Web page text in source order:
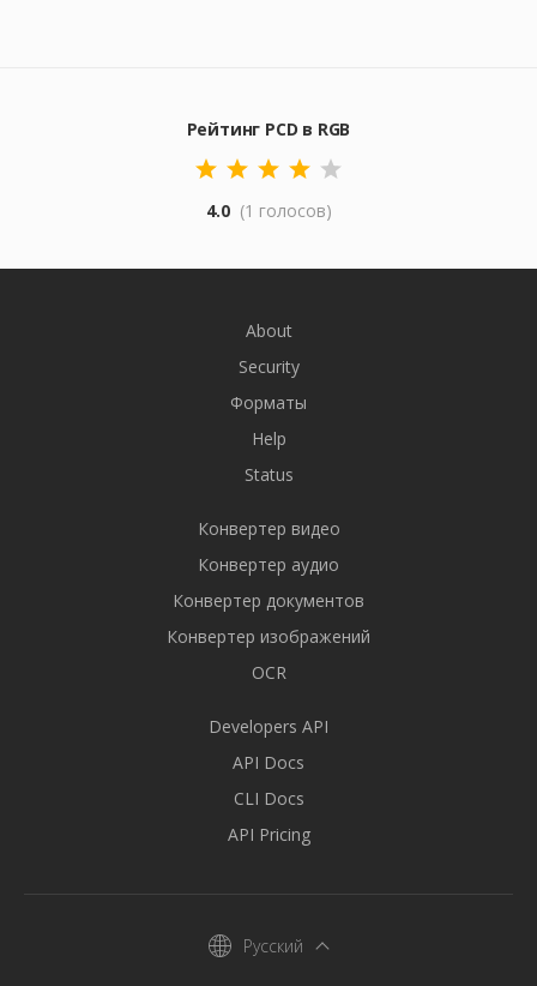
Рейтинг PCD в RGB
4.0 (1 голосов)
About
Security
Форматы
Help
Status
Конвертер видео
Конвертер аудио
Конвертер документов
Конвертер изображений
OCR
Developers API
API Docs
CLI Docs
API Pricing
Русский